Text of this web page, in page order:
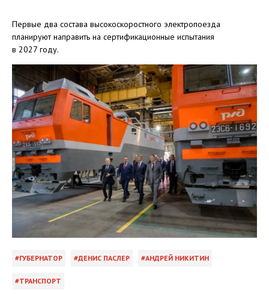
Первые два состава высокоскоростного электропоезда
планируют направить на сертификационные испытания
в 2027 году.
ГУБЕРНАТОР ДЕНИС ПАСЛЕР АНДРЕЙ НИКИТИН
ТРАНСПОРТ